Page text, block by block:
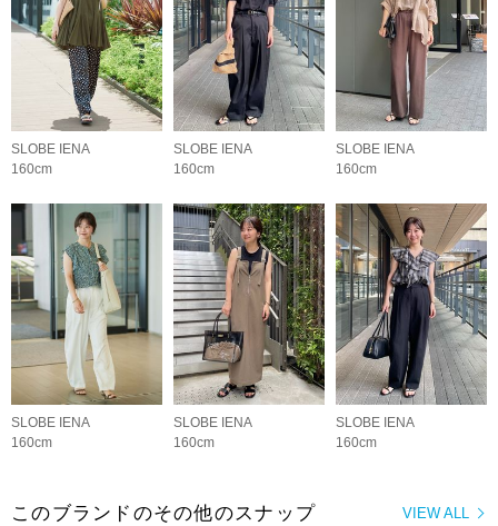
SLOBE IENA
160cm
SLOBE IENA
160cm
SLOBE IENA
160cm
SLOBE IENA
160cm
SLOBE IENA
160cm
SLOBE IENA
160cm
VIEW ALL
このブランドのその他のスナップ